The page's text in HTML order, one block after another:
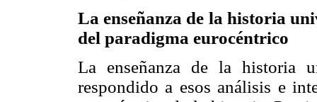
La enseñanza de la historia
del paradigma eurocéntrico
La enseñanza de la historia
respondido a esos análisis e